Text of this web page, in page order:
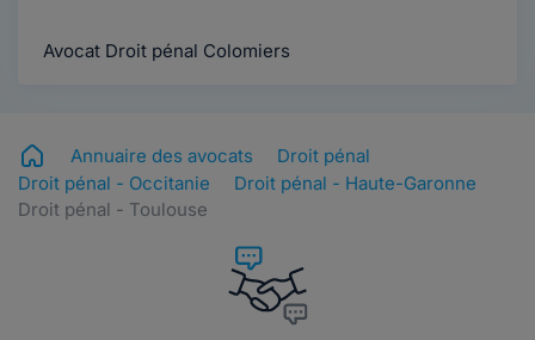
Avocat Droit pénal Colomiers
Annuaire des avocats
Droit pénal
Droit pénal - Occitanie
Droit pénal - Haute-Garonne
Droit pénal - Toulouse